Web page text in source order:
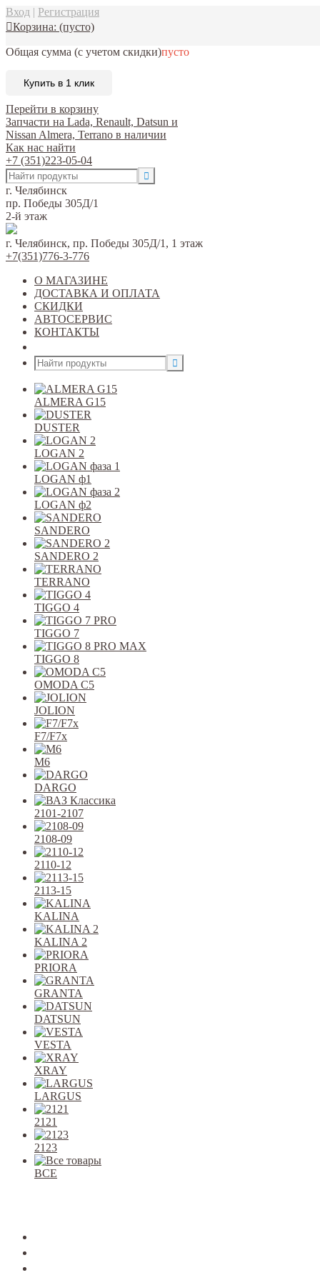
Вход | Регистрация
Корзина: (пусто)
Общая сумма (с учетом скидки)пусто
Купить в 1 клик
Перейти в корзину
Запчасти на Lada, Renault, Datsun и
Nissan Almera, Terrano в наличии
Как нас найти
+7 (351)223-05-04
г. Челябинск
пр. Победы 305Д/1
2-й этаж
г. Челябинск, пр. Победы 305Д/1, 1 этаж
+7(351)776-3-776
О МАГАЗИНЕ
ДОСТАВКА И ОПЛАТА
СКИДКИ
АВТОСЕРВИС
КОНТАКТЫ
ALMERA G15
DUSTER
LOGAN 2
LOGAN ф1
LOGAN ф2
SANDERO
SANDERO 2
TERRANO
TIGGO 4
TIGGO 7
TIGGO 8
OMODA C5
JOLION
F7/F7x
M6
DARGO
2101-2107
2108-09
2110-12
2113-15
KALINA
KALINA 2
PRIORA
GRANTA
DATSUN
VESTA
XRAY
LARGUS
2121
2123
ВСЕ